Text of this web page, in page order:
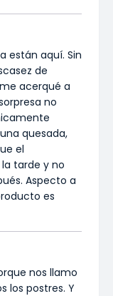
están aquí. Sin
de
acerqué a
no
quesada,
el
tarde y no
Aspecto a
es
nos llamo
los postres. Y